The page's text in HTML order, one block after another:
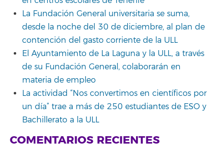
La Fundación General universitaria se suma,
desde la noche del 30 de diciembre, al plan de
contención del gasto corriente de la ULL
El Ayuntamiento de La Laguna y la ULL, a través
de su Fundación General, colaborarán en
materia de empleo
La actividad “Nos convertimos en científicos por
un día” trae a más de 250 estudiantes de ESO y
Bachillerato a la ULL
COMENTARIOS RECIENTES